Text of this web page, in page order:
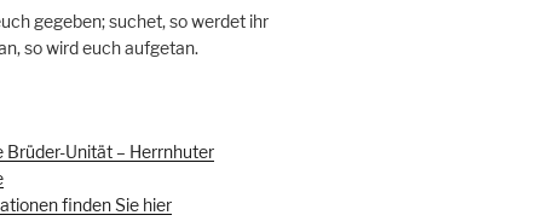
gegeben; suchet, so werdet ihr
so wird euch aufgetan.
Brüder-Unität – Herrnhuter
finden Sie hier